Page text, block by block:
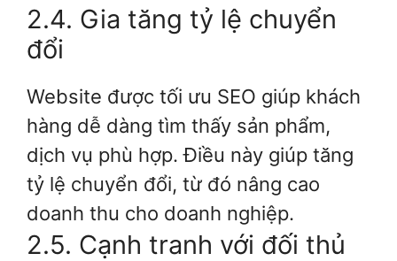
2.4. Gia tăng tỷ lệ chuyển
đổi
Website được tối ưu SEO giúp khách
hàng dễ dàng tìm thấy sản phẩm,
dịch vụ phù hợp. Điều này giúp tăng
tỷ lệ chuyển đổi, từ đó nâng cao
doanh thu cho doanh nghiệp.
2.5. Cạnh tranh với đối thủ